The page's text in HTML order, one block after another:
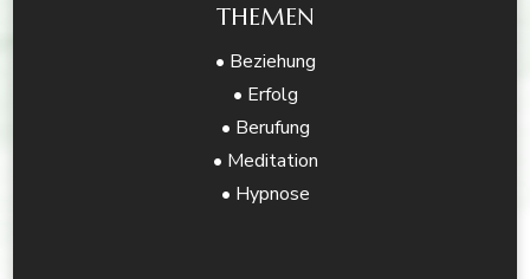
THEMEN
• Beziehung
• Erfolg
• Berufung
• Meditation
• Hypnose